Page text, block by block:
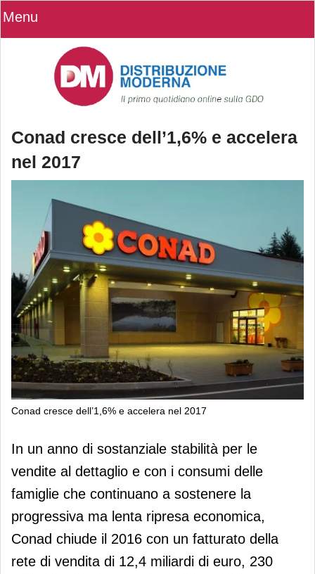
Menu
Conad cresce dell’1,6% e accelera
nel 2017
Conad cresce dell’1,6% e accelera nel 2017
Conad cresce dell’1,6% e accelera nel
2017
In un anno di sostanziale stabilità per le
vendite al dettaglio e con i consumi delle
famiglie che continuano a sostenere la
progressiva ma lenta ripresa economica,
Conad chiude il 2016 con un fatturato della
rete di vendita di 12,4 miliardi di euro, 230